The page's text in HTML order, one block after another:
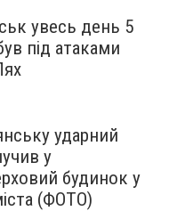
увесь день 5
під атаками
ударний
у
будинок у
(ФОТО)